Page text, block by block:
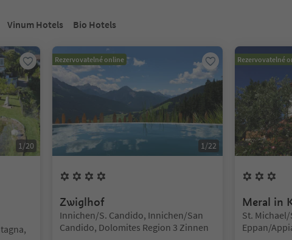
Stiskněte Enter nebo Mezerník pro vstup do karty posuvníku.
Vinum Hotels Bio Hotels
1/20
Rezervovatelné online
1/22
Zwiglhof
Lokalita:
Innichen/S. Candido, Innichen/San
Candido, Dolomites Region 3 Zinnen
Rezervovatelné
Meral in
Lokalita:
St.
Eppan/